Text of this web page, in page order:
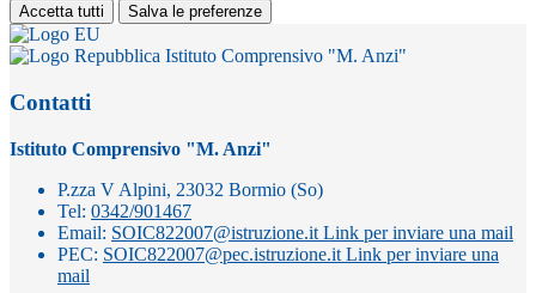
Accetta tutti Salva le preferenze
Istituto Comprensivo "M. Anzi"
Contatti
Istituto Comprensivo "M. Anzi"
P.zza V Alpini, 23032 Bormio (So)
Tel: 0342/901467
Email: SOIC822007@istruzione.it Link per inviare una mail
PEC: SOIC822007@pec.istruzione.it Link per inviare una
mail